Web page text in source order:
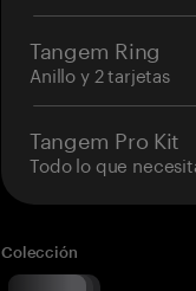
Tangem Ring
Anillo y 2 tarjetas
Tangem Pro Kit
Todo lo que
Colección